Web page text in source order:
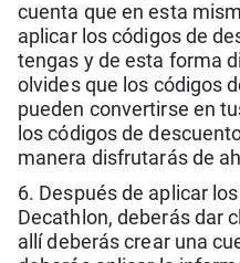
cuenta que en esta
aplicar los códigos de
tengas y de esta forma
olvides que los códigos
pueden convertirse en
los códigos de
manera disfrutarás de
6. Después de aplicar
Decathlon, deberás dar
allí deberás crear una